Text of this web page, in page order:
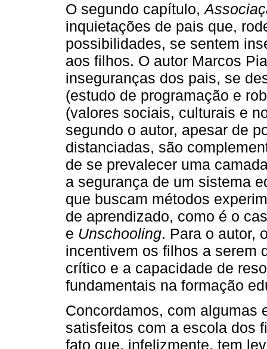
O segundo capítulo,
inquietações de pais que,
possibilidades, se sentem
aos filhos. O autor Marcos
inseguranças dos pais, se
(estudo de programação e
(valores sociais, culturais e
segundo o autor, apesar de
distanciadas, são
de se prevalecer uma
a segurança de um sistema
que buscam métodos
de aprendizado, como é o
e Unschooling. Para o autor,
incentivem os filhos a serem
crítico e a capacidade de
fundamentais na formação
Concordamos, com algumas
satisfeitos com a escola dos
fato que, infelizmente, tem